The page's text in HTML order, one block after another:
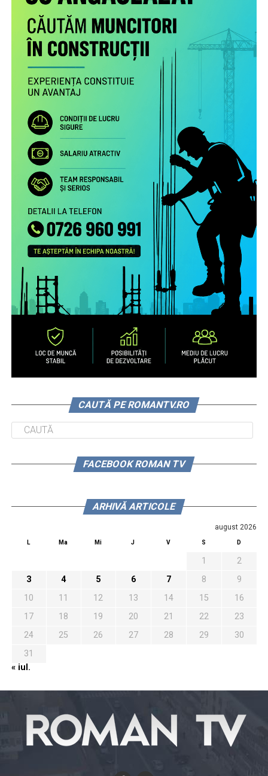
CAUTĂ PE ROMANTV.RO
FACEBOOK ROMAN TV
ARHIVĂ ARTICOLE
august 2026
L Ma Mi J V S D
1
2
3
4 5 6 7 8
9
10
11 12 13 14 15
16
17
18 19 20 21 22
23
24
25 26 27 28 29
30
31
« iul.